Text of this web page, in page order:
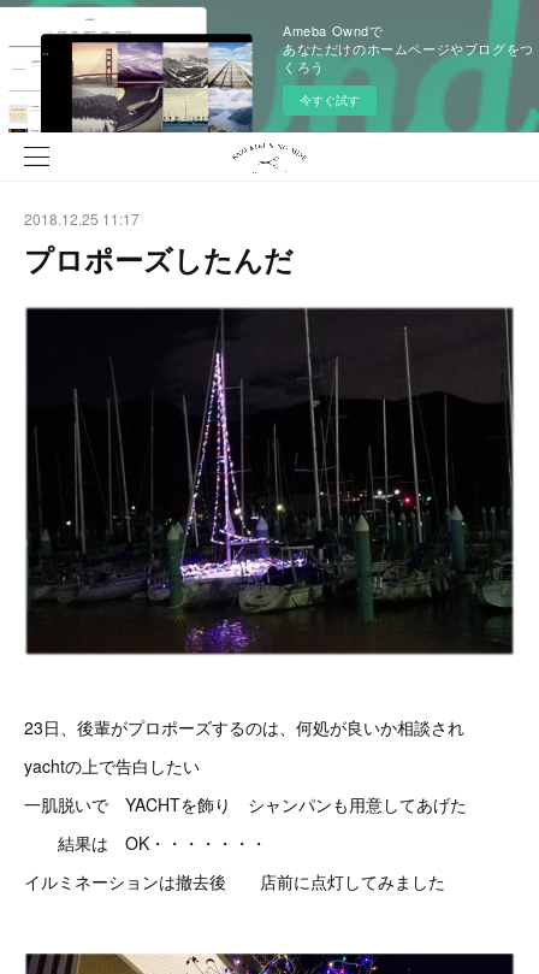
Ameba Owndで
あなただけのホームページやブログをつ
くろう
今すぐ試す
2018.12.25 11:17
プロポーズしたんだ
23日、後輩がプロポーズするのは、何処が良いか相談され
yachtの上で告白したい
一肌脱いで YACHTを飾り シャンパンも用意してあげた
結果は OK・・・・・・・
イルミネーションは撤去後 店前に点灯してみました